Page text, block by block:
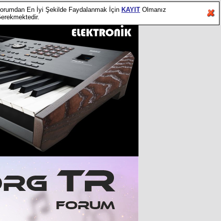
En İyi Şekilde Faydalanmak İçin KAYIT Olmanız